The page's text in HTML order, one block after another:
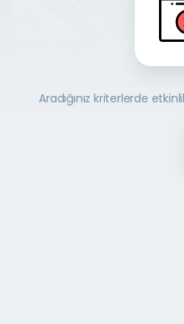
Aradığınız kriterlerde